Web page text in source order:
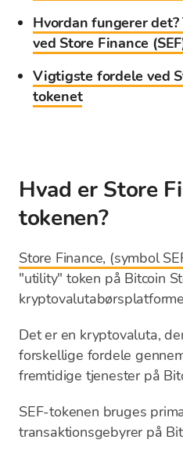
Hvordan fungerer
ved Store Finance
Vigtigste fordele ved
tokenet
Hvad er Store
tokenen?
Store Finance, (symbol
"utility" token på Bitcoin
Det er en kryptovaluta,
forskellige fordele
fremtidige tjenester på
SEF-tokenen bruges
transaktionsgebyrer på